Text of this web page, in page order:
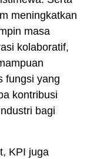
meningkatkan
masa
kolaboratif,
fungsi yang
kontribusi
bagi
KPI juga